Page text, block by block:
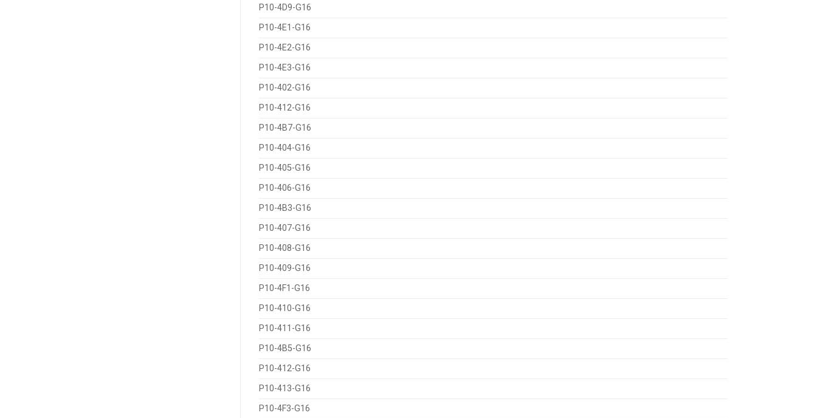
P10-4D9-G16
P10-4E1-G16
P10-4E2-G16
P10-4E3-G16
P10-402-G16
P10-412-G16
P10-4B7-G16
P10-404-G16
P10-405-G16
P10-406-G16
P10-4B3-G16
P10-407-G16
P10-408-G16
P10-409-G16
P10-4F1-G16
P10-410-G16
P10-411-G16
P10-4B5-G16
P10-412-G16
P10-413-G16
P10-4F3-G16